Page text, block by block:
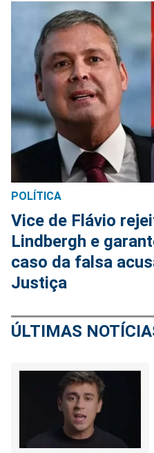
POLÍTICA
Vice de Flávio
Lindbergh e
caso da falsa
Justiça
ÚLTIMAS